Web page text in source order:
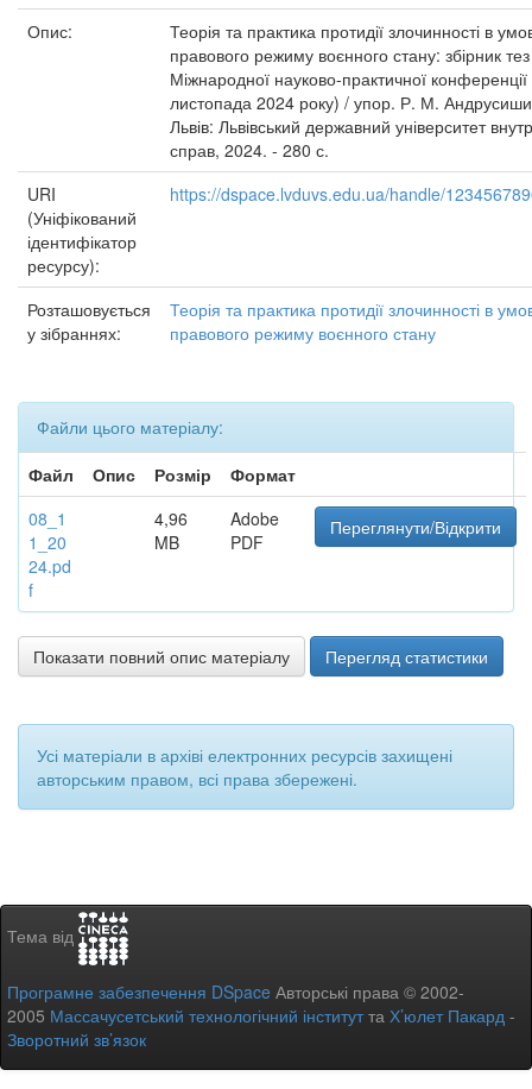
Опис:
Теорія та практика протидії злочинності в
правового режиму воєнного стану: збірник тез
Міжнародної науково-практичної
листопада 2024 року) / упор. Р. М.
Львів: Львівський державний університет
справ, 2024. - 280 с.
URI
(Уніфікований
ідентифікатор
ресурсу):
https://dspace.lvduvs.edu.ua/handle/
Розташовується
у зібраннях:
Теорія та практика протидії злочинності в
правового режиму воєнного стану
Файли цього матеріалу:
Файл
Опис Розмір
Формат
08_1
1_20
24.pd
f
4,96
MB
Adobe
PDF
Переглянути/Відкрити
Показати повний опис матеріалу Перегляд статистики
Усі матеріали в архіві електронних ресурсів захищені
авторським правом, всі права збережені.
Тема від
Програмне забезпечення DSpace Авторські права © 2002-
2005 Массачусетський технологічний інститутта Х’юлет Пакард -
Зворотний зв’язок